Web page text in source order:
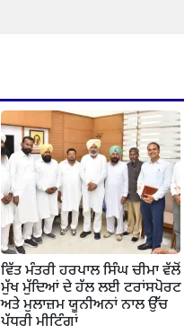
ਵਿੱਤ ਮੰਤਰੀ ਹਰਪਾਲ ਸਿੰਘ ਚੀਮਾ ਵੱਲੋਂ
ਮੁੱਖ ਮੁੱਦਿਆਂ ਦੇ ਹੱਲ ਲਈ ਟਰਾਂਸਪੋਰਟ
ਅਤੇ ਮੁਲਾਜ਼ਮ ਯੂਨੀਅਨਾਂ ਨਾਲ ਉੱਚ
ਪੱਧਰੀ ਮੀਟਿੰਗਾਂ